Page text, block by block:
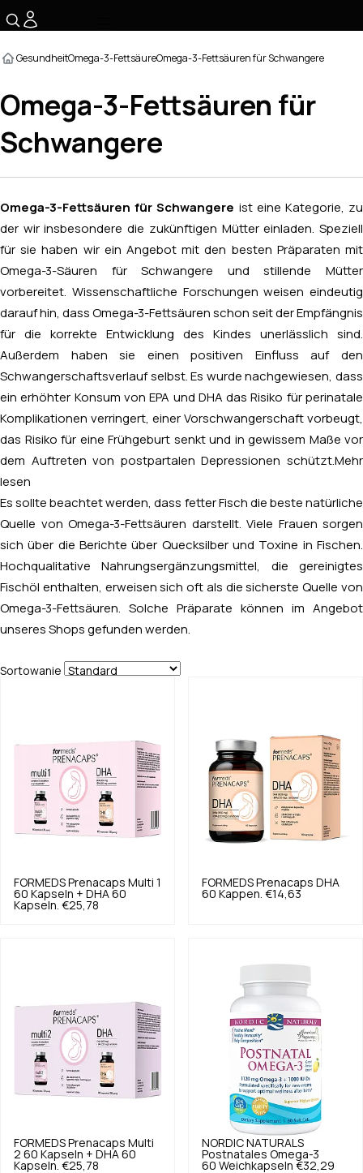
GesundheitOmega-3-FettsäureOmega-3-Fettsäuren für Schwangere
Omega-3-Fettsäuren für
Schwangere
Omega-3-Fettsäuren für Schwangere ist eine Kategorie, zu
der wir insbesondere die zukünftigen Mütter einladen. Speziell
für sie haben wir ein Angebot mit den besten Präparaten mit
Omega-3-Säuren für Schwangere und stillende Mütter
vorbereitet. Wissenschaftliche Forschungen weisen eindeutig
darauf hin, dass Omega-3-Fettsäuren schon seit der Empfängnis
für die korrekte Entwicklung des Kindes unerlässlich sind.
Außerdem haben sie einen positiven Einfluss auf den
Schwangerschaftsverlauf selbst. Es wurde nachgewiesen, dass
ein erhöhter Konsum von EPA und DHA das Risiko für perinatale
Komplikationen verringert, einer Vorschwangerschaft vorbeugt,
das Risiko für eine Frühgeburt senkt und in gewissem Maße vor
dem Auftreten von postpartalen Depressionen schützt. Mehr
lesen
Es sollte beachtet werden, dass fetter Fisch die beste natürliche
Quelle von Omega-3-Fettsäuren darstellt. Viele Frauen sorgen
sich über die Berichte über Quecksilber und Toxine in Fischen.
Hochqualitative Nahrungsergänzungsmittel, die gereinigtes
Fischöl enthalten, erweisen sich oft als die sicherste Quelle von
Omega-3-Fettsäuren. Solche Präparate können im Angebot
unseres Shops gefunden werden.
Sortowanie
FORMEDS Prenacaps Multi 1
60 Kapseln + DHA 60
Kapseln. €25,78
FORMEDS Prenacaps DHA
60 Kappen. €14,63
FORMEDS Prenacaps Multi
2 60 Kapseln + DHA 60
Kapseln. €25,78
NORDIC NATURALS
Postnatales Omega-3
60 Weichkapseln €32,29